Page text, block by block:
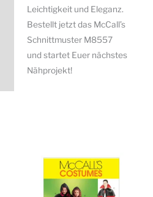
Leichtigkeit und Eleganz.
Bestellt jetzt das McCall’s
Schnittmuster M8557
und startet Euer nächstes
Nähprojekt!